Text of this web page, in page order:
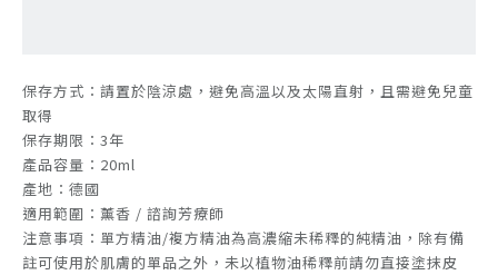
保存方式：請置於陰涼處，避免高溫以及太陽直射，且需避免兒童
取得
保存期限：3年
產品容量：20ml
產地：德國
適用範圍：薰香 / 諮詢芳療師
注意事項：單方精油/複方精油為高濃縮未稀釋的純精油，除有備
註可使用於肌膚的單品之外，未以植物油稀釋前請勿直接塗抹皮